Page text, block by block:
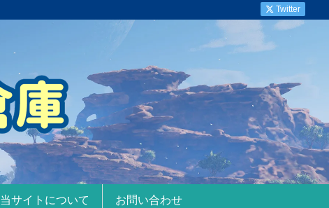
当サイトについて お問い合わせ
Twitter